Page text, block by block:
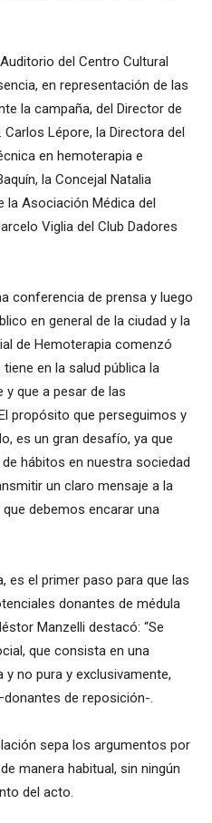
del Centro Cultural
en representación de las
la campaña, del Director de
Lépore, la Directora del
en hemoterapia e
la Concejal Natalia
la Asociación Médica del
Viglia del Club Dadores
conferencia de prensa y luego
en general de la ciudad y la
de Hemoterapia comenzó
en la salud pública la
y que a pesar de las
propósito que perseguimos y
es un gran desafío, ya que
hábitos en nuestra sociedad
un claro mensaje a la
debemos encarar una
es el primer paso para que las
donantes de médula
Manzelli destacó: “Se
que consista en una
no pura y exclusivamente,
de reposición-.
sepa los argumentos por
manera habitual, sin ningún
del acto.